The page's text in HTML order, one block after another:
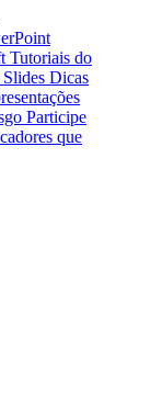
Tutoriais do
Dicas
Participe
que